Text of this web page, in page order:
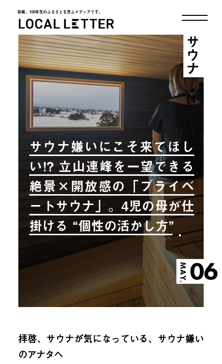
前略、100年先のふるさとを思ふメディアです。
LOCAL LETTER
サウナ嫌いにこそ来てほし
い!? 立山連峰を一望できる
絶景×開放感の「プライベ
ートサウナ」。4児の母が仕
掛ける “個性の活かし方”
MAY. 06
サウナ
拝啓、サウナが気になっている、サウナ嫌い
のアナタヘ